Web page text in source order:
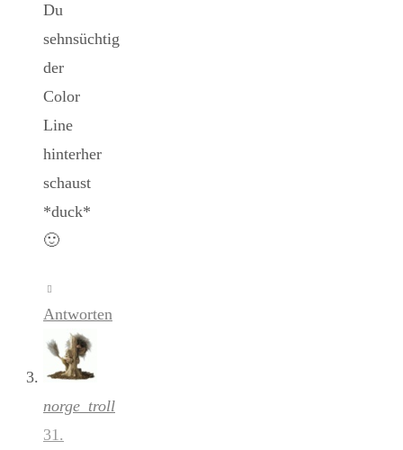
Du
sehnsüchtig
der
Color
Line
hinterher
schaust
*duck*
🙂
Antworten
norge_troll
31.